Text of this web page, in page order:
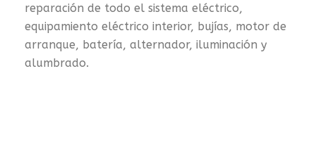
reparación de todo el sistema eléctrico,
equipamiento eléctrico interior, bujías, motor de
arranque, batería, alternador, iluminación y
alumbrado.